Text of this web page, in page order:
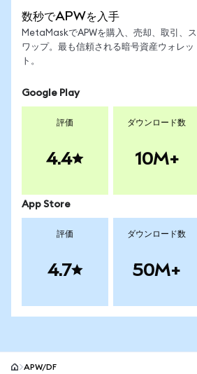
数秒でAPWを入手
MetaMaskでAPWを購入、売却、取引、ス
ワップ。最も信頼される暗号資産ウォレッ
ト。
Google Play
評価
4.4
ダウンロード数
10M+
App Store
評価
4.7
ダウンロード数
50M+
APW/DF